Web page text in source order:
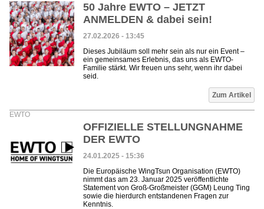
50 Jahre EWTO – JETZT
ANMELDEN & dabei sein!
27.02.2026 - 13:45
Dieses Jubiläum soll mehr sein als nur ein Event –
ein gemeinsames Erlebnis, das uns als EWTO-
Familie stärkt. Wir freuen uns sehr, wenn ihr dabei
seid.
Zum Artikel
EWTO
OFFIZIELLE STELLUNGNAHME
DER EWTO
24.01.2025 - 15:36
Die Europäische WingTsun Organisation (EWTO)
nimmt das am 23. Januar 2025 veröffentlichte
Statement von Groß-Großmeister (GGM) Leung Ting
sowie die hierdurch entstandenen Fragen zur
Kenntnis.